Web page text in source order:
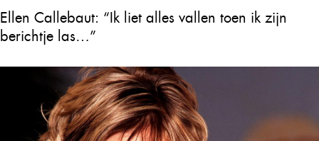
Ellen Callebaut: “Ik liet alles vallen toen ik zijn
berichtje las…”